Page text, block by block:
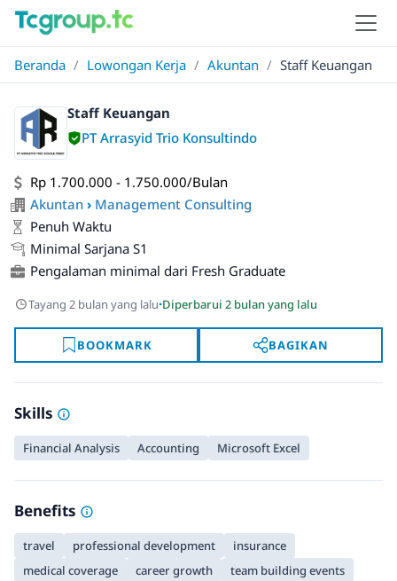
Beranda / Lowongan Kerja / Akuntan / Staff Keuangan
Staff Keuangan
PT Arrasyid Trio Konsultindo
Rp 1.700.000 - 1.750.000/Bulan
Akuntan › Management Consulting
Penuh Waktu
Minimal Sarjana S1
Pengalaman minimal dari Fresh Graduate
Tayang 2 bulan yang lalu·Diperbarui 2 bulan yang lalu
BOOKMARK BAGIKAN
Skills
Financial Analysis Accounting Microsoft Excel
Benefits
travel professional development
insurance
medical coverage
career growth
team building events